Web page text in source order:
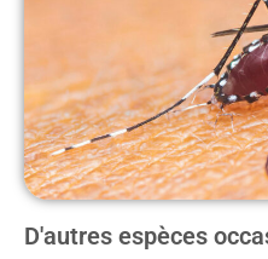
D'autres espèces